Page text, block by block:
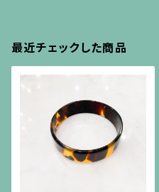
最近チェックした商品